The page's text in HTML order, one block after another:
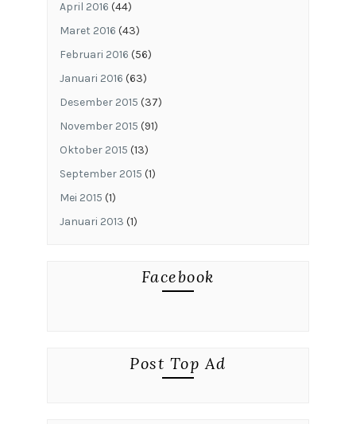
April 2016 (44)
Maret 2016 (43)
Februari 2016 (56)
Januari 2016 (63)
Desember 2015 (37)
November 2015 (91)
Oktober 2015 (13)
September 2015 (1)
Mei 2015 (1)
Januari 2013 (1)
Facebook
Post Top Ad